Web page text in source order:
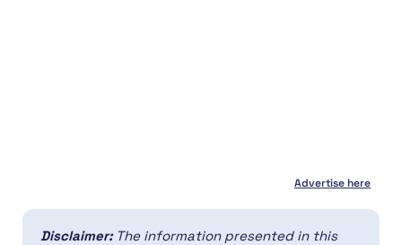
Advertise here
Disclaimer: The information presented in this